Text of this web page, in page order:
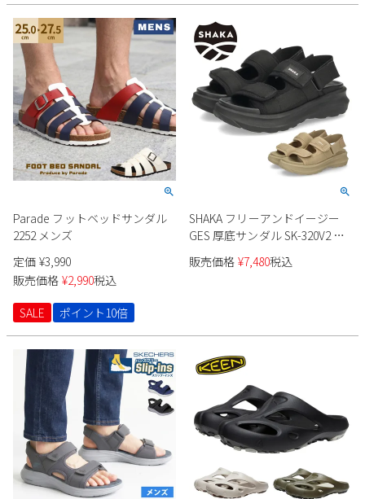
Parade フットベッドサンダル
2252 メンズ
定価 ¥3,990
販売価格 ¥2,990税込
SALE
ポイント10倍
SHAKA フリーアンドイージー
GES 厚底サンダル SK-320V2 ユ
ニセックス
販売価格 ¥7,480税込